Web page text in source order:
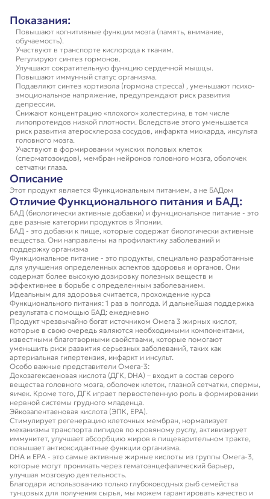
Показания:
Повышают когнитивные функции мозга (память, внимание,
обучаемость).
Участвуют в транспорте кислорода к тканям.
Регулируют синтез гормонов.
Улучшают сократительную функцию сердечной мышцы.
Повышают иммунный статус организма.
Подавляют синтез кортизола (гормона стресса) , уменьшают психо-
эмоциональное напряжение, предупреждают риск развития
депрессии.
Снижают концентрацию «плохого» холестерина, в том числе
липопротеидов низкой плотности. Вследствие этого уменьшается
риск развития атеросклероза сосудов, инфаркта миокарда, инсульта
головного мозга.
Участвуют в формировании мужских половых клеток
(сперматозоидов), мембран нейронов головного мозга, оболочек
сетчатки глаза.
Описание
Этот продукт является Функциональным питанием, а не БАДом
Отличие Функционального питания и БАД:
БАД (биологически активные добавки) и функциональное питание - это
две разные категории продуктов в Японии.
БАД - это добавки к пище, которые содержат биологически активные
вещества. Они направлены на профилактику заболеваний и
поддержку организма
Функциональное питание - это продукты, специально разработанные
для улучшения определенных аспектов здоровья и органов. Они
содержат более высокую дозировку полезных веществ и
эффективнее в борьбе с определенным заболеванием.
Идеальным для здоровья считается, прохождение курса
Функционального питания: 1 раз в полгода. И дальнейшая поддержка
результата с помощью БАД: ежедневно
Продукт чрезвычайно богат источником Омега 3 жирных кислот,
которые в свою очередь являются необходимыми компонентами,
известными благотворными свойствами, которые помогают
уменьшить риск развития серьезных заболеваний, таких как
артериальная гипертензия, инфаркт и инсульт.
Особо важные представители Омега-3:
Докозагексаеновая кислота (ДГК, DHA) – входит в состав серого
вещества головного мозга, оболочек клеток, глазной сетчатки, спермы,
яичек. Кроме того, ДГК играет первостепенную роль в формировании
нервной системы грудного младенца.
Эйкозапентаеновая кислота (ЭПК, EPA).
Стимулирует регенерацию клеточных мембран, нормализует
механизмы транспорта липидов по кровяному руслу, активизирует
иммунитет, улучшает абсорбцию жиров в пищеварительном тракте,
повышает антиоксидантные функции организма.
DHA и EPA - это самые активные жирные кислоты из группы Омега-3,
которые могут проникать через гематоэнцефалический барьер,
улучшая мозговую деятельность.
Благодаря использованию только глубоководных рыб семейства
тунцовых для получения сырья, мы можем гарантировать качество и